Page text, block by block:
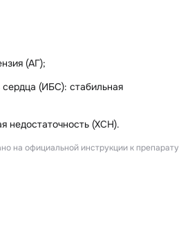
(АГ);
(ИБС): стабильная
недостаточность (ХСН).
на официальной инструкции к препарату